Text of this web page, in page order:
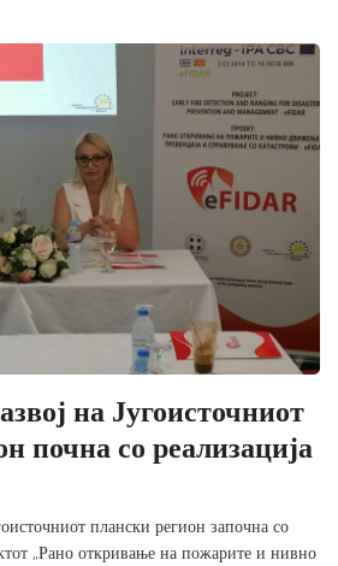
на Југоисточниот
почна со реализација
плански регион започна со
„Рано откривање на пожарите и нивно